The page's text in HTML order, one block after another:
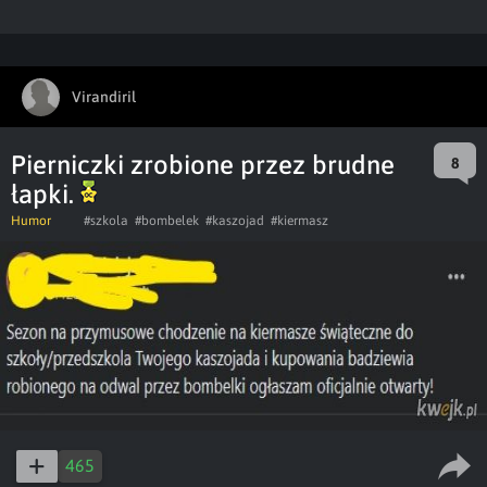
Virandiril
Pierniczki zrobione przez brudne
łapki.
8
Humor #szkola #bombelek #kaszojad #kiermasz
465